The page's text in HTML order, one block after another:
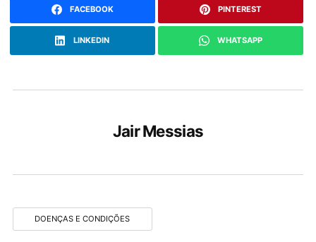
FACEBOOK PINTEREST
LINKEDIN WHATSAPP
Jair Messias
DOENÇAS E CONDIÇÕES